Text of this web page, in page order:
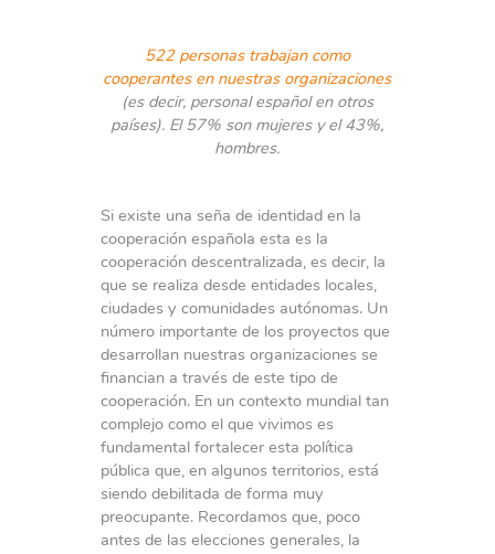
522 personas trabajan como
cooperantes en nuestras organizaciones
(es decir, personal español en otros
países). El 57% son mujeres y el 43%,
hombres.
Si existe una seña de identidad en la
cooperación española esta es la
cooperación descentralizada, es decir, la
que se realiza desde entidades locales,
ciudades y comunidades autónomas. Un
número importante de los proyectos que
desarrollan nuestras organizaciones se
financian a través de este tipo de
cooperación. En un contexto mundial tan
complejo como el que vivimos es
fundamental fortalecer esta política
pública que, en algunos territorios, está
siendo debilitada de forma muy
preocupante. Recordamos que, poco
antes de las elecciones generales, la